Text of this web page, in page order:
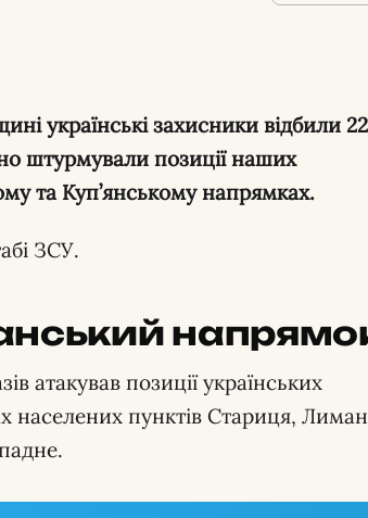
українські захисники відбили 22
штурмували позиції наших
та Куп’янському напрямках.
ЗСУ.
атакував позиції українських
населених пунктів Стариця,